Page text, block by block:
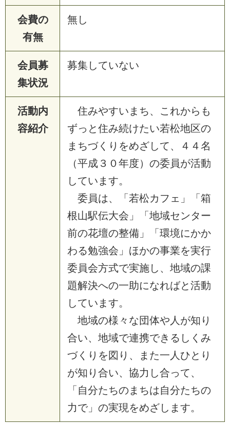
会費の
有無
無し
会員募
集状況
募集していない
活動内
容紹介
住みやすいまち、これからも
ずっと住み続けたい若松地区の
まちづくりをめざして、４４名
（平成３０年度）の委員が活動
しています。
委員は、「若松カフェ」「箱
根山駅伝大会」「地域センター
前の花壇の整備」「環境にかか
わる勉強会」ほかの事業を実行
委員会方式で実施し、地域の課
題解決への一助になればと活動
しています。
地域の様々な団体や人が知り
合い、地域で連携できるしくみ
づくりを図り、また一人ひとり
が知り合い、協力し合って、
「自分たちのまちは自分たちの
力で」の実現をめざします。